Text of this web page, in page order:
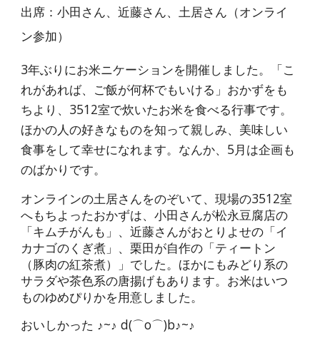
出席：小田さん、近藤さん、土居さん（オンライ
ン参加）
3年ぶりにお米ニケーションを開催しました。「こ
れがあれば、ご飯が何杯でもいける」 おかずをも
ちより、3512室で炊いたお米を食べる行事です。
ほかの人の好きなものを知って親しみ、美味しい
食事をして幸せになれます。なんか、5月は企画も
のばかりです。
オンラインの土居さんをのぞいて、現場の3512室
へもちよったおかずは、小田さんが松永豆腐店の
「キムチがんも」、近藤さんがおとりよせの「イ
カナゴのくぎ煮」、栗田が自作の「ティートン
（豚肉の紅茶煮）」でした。ほかにもみどり系の
サラダや茶色系の唐揚げもあります。お米はいつ
ものゆめぴりかを用意しました。
おいしかった ♪~♪ d(⌒o⌒)b♪~♪